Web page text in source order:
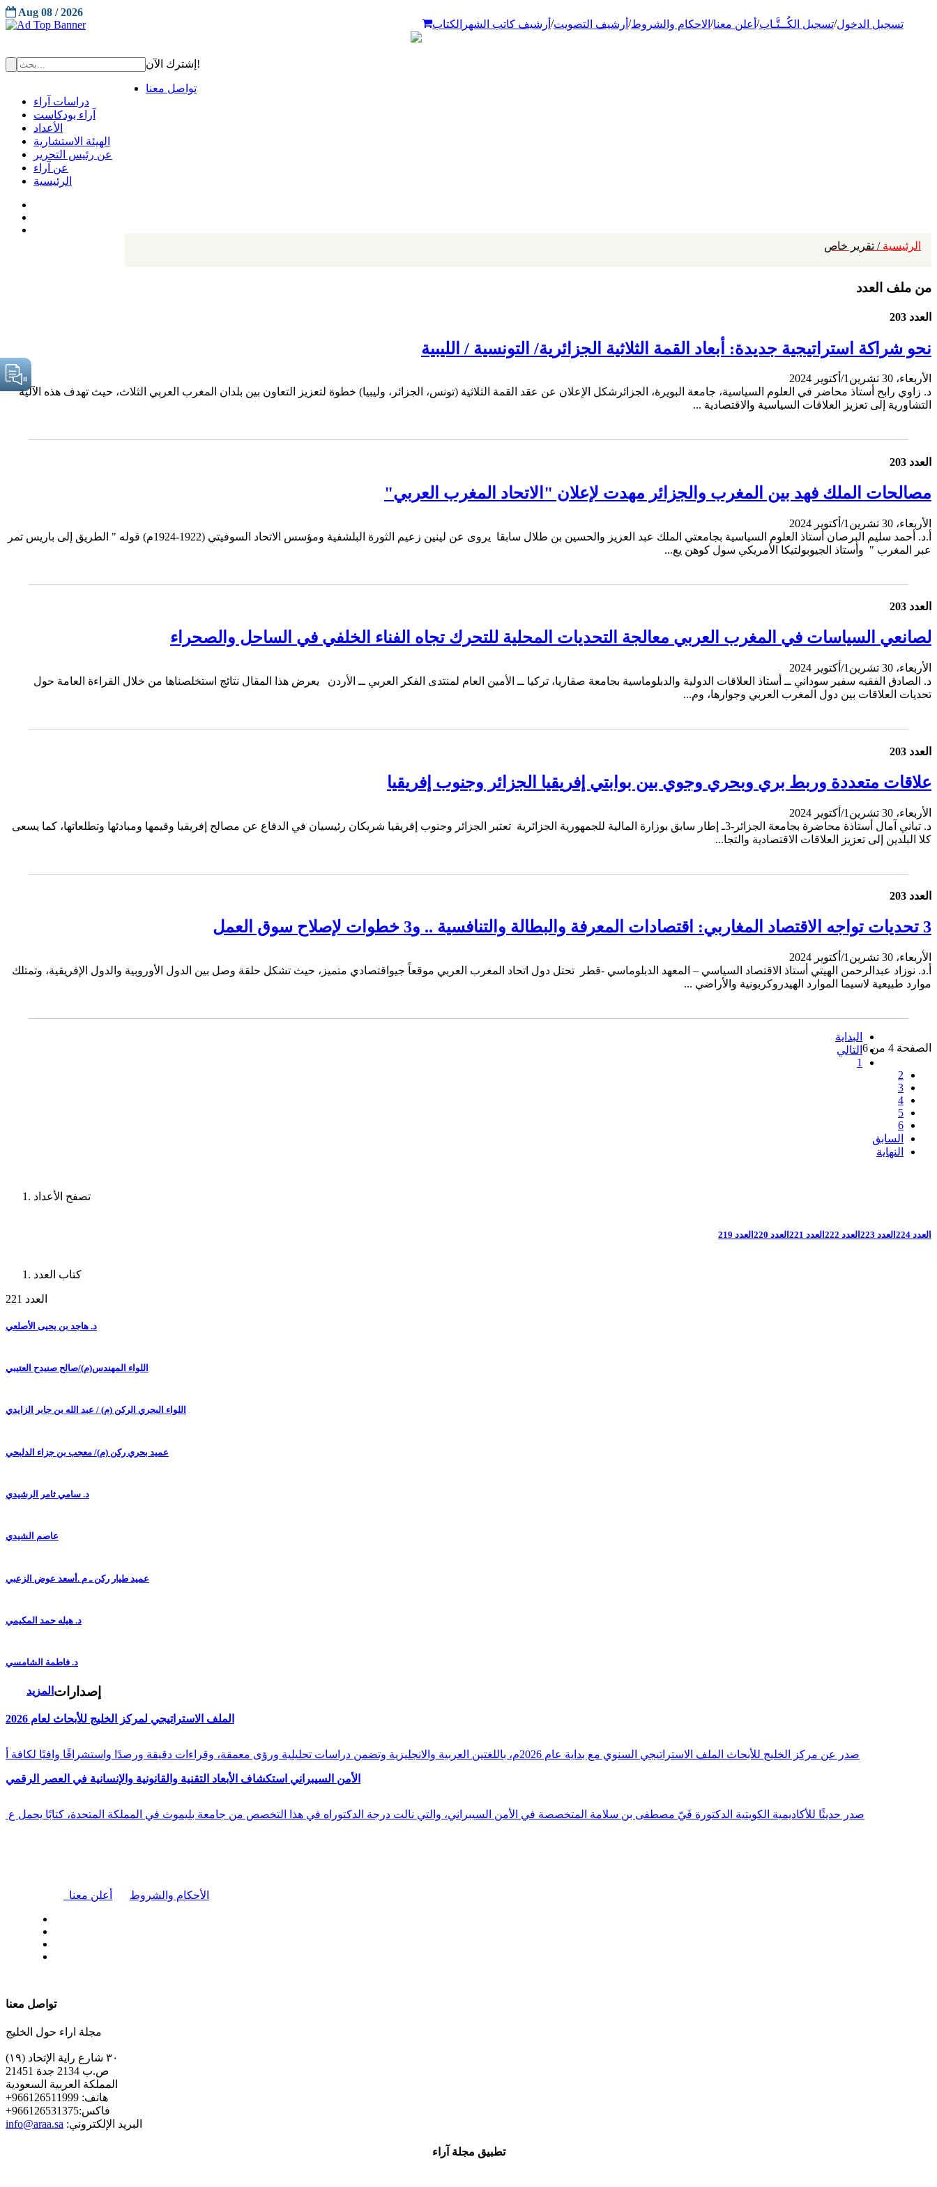
تسجيل الدخول/تسجيل الكُــتَّـاب/ أعلن معنا/ الاحكام والشروط/ أرشيف التصويت/ أرشيف كاتب الشهر الكتاب
Aug 08 / 2026
إشترك الآن!
تواصل معنا
دراسات آراء
آراء بودكاست
الأعداد
الهيئة الاستشارية
عن رئيس التحرير
عن آراء
الرئيسية
الرئيسية / تقرير خاص
من ملف العدد
العدد 203
نحو شراكة استراتيجية جديدة: أبعاد القمة الثلاثية الجزائرية/ التونسية / الليبية
الأربعاء، 30 تشرين1/أكتوير 2024
د. زاوي رابح أستاذ محاضر في العلوم السياسية، جامعة البويرة، الجزائرشكل الإعلان عن عقد القمة الثلاثية (تونس، الجزائر، وليبيا) خطوة لتعزيز التعاون بين بلدان المغرب العربي الثلاث، حيث تهدف هذه الآلية
التشاورية إلى تعزيز العلاقات السياسية والاقتصادية ...
العدد 203
مصالحات الملك فهد بين المغرب والجزائر مهدت لإعلان "الاتحاد المغرب العربي"
الأربعاء، 30 تشرين1/أكتوير 2024
أ.د. أحمد سليم البرصان أستاذ العلوم السياسية بجامعتي الملك عبد العزيز والحسين بن طلال سابقا يروى عن لينين زعيم الثورة البلشفية ومؤسس الاتحاد السوفيتي (1922-1924م) قوله " الطريق إلى باريس تمر
عبر المغرب " وأستاذ الجيوبولتيكا الأمريكي سول كوهن يع...
العدد 203
لصانعي السياسات في المغرب العربي معالجة التحديات المحلية للتحرك تجاه الفناء الخلفي في الساحل والصحراء
الأربعاء، 30 تشرين1/أكتوير 2024
د. الصادق الفقيه سفير سوداني ــ أستاذ العلاقات الدولية والدبلوماسية بجامعة صقاريا، تركيا ــ الأمين العام لمنتدى الفكر العربي ــ الأردن يعرض هذا المقال نتائج استخلصناها من خلال القراءة العامة حول
تحديات العلاقات بين دول المغرب العربي وجوارها، وم...
العدد 203
علاقات متعددة وربط بري وبحري وجوي بين بوابتي إفريقيا الجزائر وجنوب إفريقيا
الأربعاء، 30 تشرين1/أكتوير 2024
د. تباني آمال أستاذة محاضرة بجامعة الجزائر-3ـ إطار سابق بوزارة المالية للجمهورية الجزائرية تعتبر الجزائر وجنوب إفريقيا شريكان رئيسيان في الدفاع عن مصالح إفريقيا وقيمها ومبادئها وتطلعاتها، كما يسعى
كلا البلدين إلى تعزيز العلاقات الاقتصادية والتجا...
العدد 203
3 تحديات تواجه الاقتصاد المغاربي: اقتصادات المعرفة والبطالة والتنافسية .. و3 خطوات لإصلاح سوق العمل
الأربعاء، 30 تشرين1/أكتوير 2024
أ.د. نوزاد عبدالرحمن الهيتي أستاذ الاقتصاد السياسي – المعهد الدبلوماسي -قطر تحتل دول اتحاد المغرب العربي موقعاً جيواقتصادي متميز، حيث تشكل حلقة وصل بين الدول الأوروبية والدول الإفريقية، وتمتلك
موارد طبيعية لاسيما الموارد الهيدروكربونية والأراضي ...
الصفحة 4 من 6
البداية
التالي
1
2
3
4
5
6
السابق
النهاية
تصفح الأعداد
العدد 224 العدد 223 العدد 222 العدد 221 العدد 220 العدد 219
كتاب العدد
العدد 221
د. هاجد بن يحيى الأصلعي
اللواء المهندس(م)/صالح صنيدح العتيبي
اللواء البحري الركن (م) / عبد الله بن جابر الزايدي
عميد بحري ركن (م)/ معجب بن جزاء الدلبحي
د. سامي ثامر الرشيدي
عاصم الشيدي
عميد طيار ركن ـ م .أسعد عوض الزعبي
د. هيله حمد المكيمي
د. فاطمة الشامسي
المزيد إصدارات
الملف الاستراتيجي لمركز الخليج للأبحاث لعام 2026
صدر عن مركز الخليج للأبحاث الملف الاستراتيجي السنوي مع بداية عام 2026م، باللغتين العربية والانجليزية وتضمن دراسات تحليلية ورؤى معمقة، وقراءات دقيقة ورصدًا واستشرافًا وافيًا لكافة أ
الأمن السيبراني استكشاف الأبعاد التقنية والقانونية والإنسانية في العصر الرقمي
صدر حديثًا للأكاديمية الكويتية الدكتورة فَيّ مصطفى بن سلامة المتخصصة في الأمن السيبراني، والتي نالت درجة الدكتوراه في هذا التخصص من جامعة بليموث في المملكة المتحدة، كتابًا يحمل ع
أعلن معنا الأحكام والشروط
تواصل معنا
مجلة اراء حول الخليج
٣٠ شارع راية الإتحاد (١٩)
ص.ب 2134 جدة 21451
المملكة العربية السعودية
+هاتف: 966126511999
+فاكس:966126531375
info@araa.sa :البريد الإلكتروني
تطبيق مجلة آراء